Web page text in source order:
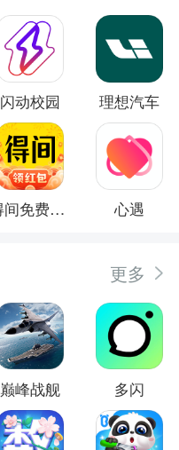
闪动校园 理想汽车
得间免费小说 心遇
更多
巅峰战舰 多闪